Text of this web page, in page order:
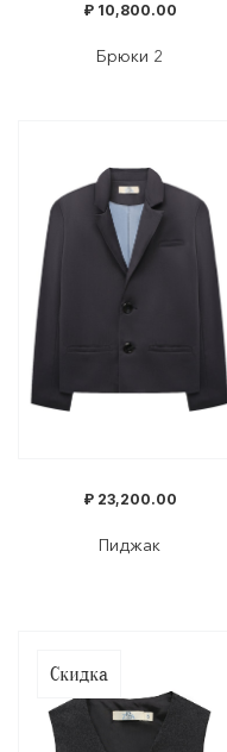
Брюки 2
₽10,800.00
Пиджак
₽23,200.00
Скидка